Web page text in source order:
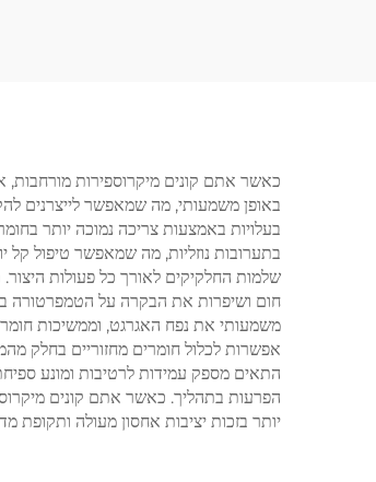
כאשר אתם קונים מיקרוספירות
בעלויות באמצעות צריכה נמוכה יותר
שלמות החלקיקים לאורך כל פעולות
חום ושיפרות את הבקרה על הטמפרטורה
משמעותי את נפח האגרגט, וממשיכות
אפשרות לכלול חומרים מחזוריים בחלק
התאים מספק עמידות לרטיבות ומונע
הפרעות בתהליך. כאשר אתם קונים
יותר בזכות יציבות אחסון מעולה